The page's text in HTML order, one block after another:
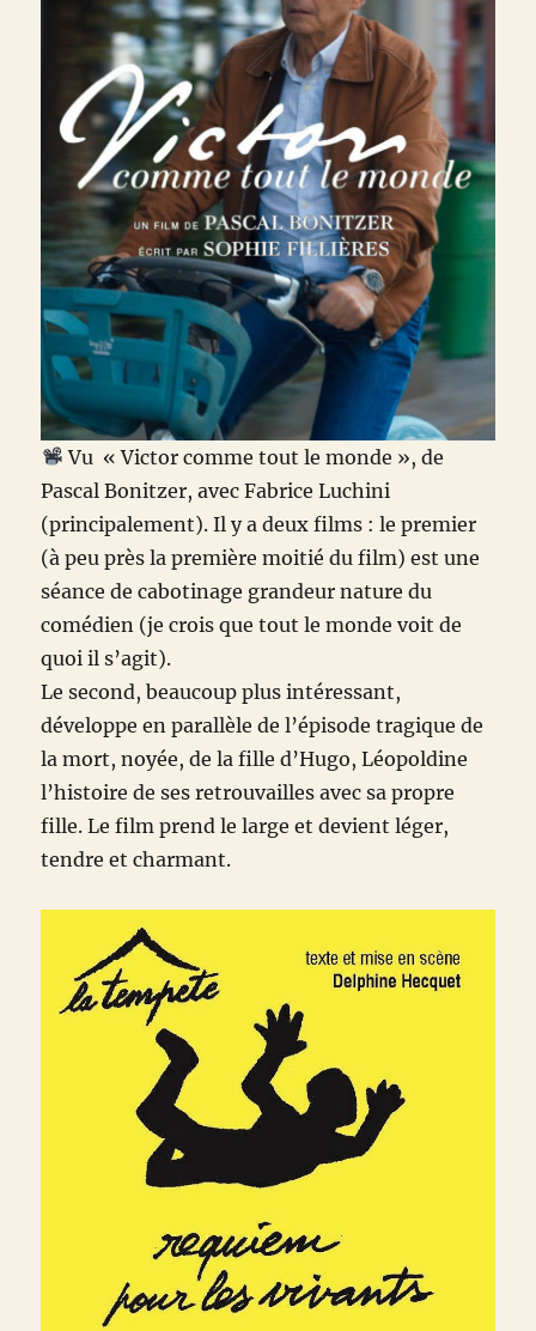
Vu « Victor comme tout le monde », de
Pascal Bonitzer, avec Fabrice Luchini
(principalement). Il y a deux films : le premier
(à peu près la première moitié du film) est une
séance de cabotinage grandeur nature du
comédien (je crois que tout le monde voit de
quoi il s’agit).
Le second, beaucoup plus intéressant,
développe en parallèle de l’épisode tragique de
la mort, noyée, de la fille d’Hugo, Léopoldine
l’histoire de ses retrouvailles avec sa propre
fille. Le film prend le large et devient léger,
tendre et charmant.